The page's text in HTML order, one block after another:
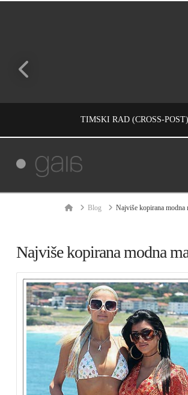
TIMSKI RAD (CROSS-POST)
INFORMACIJE, PROJECTS
HomeBlog Najviše kopirana modna
Najviše kopirana modna